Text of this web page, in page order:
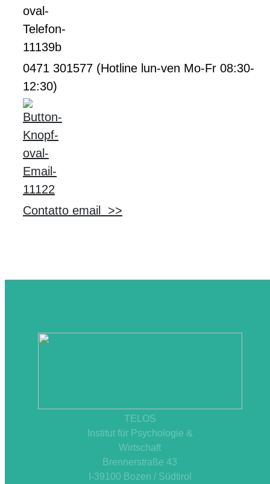
0471 301577 (Hotline lun-ven Mo-Fr 08:30-
12:30)
Contatto email >>
TELOS
Institut für Psychologie &
Wirtschaft
Brennerstraße 43
I-39100 Bozen / Südtirol